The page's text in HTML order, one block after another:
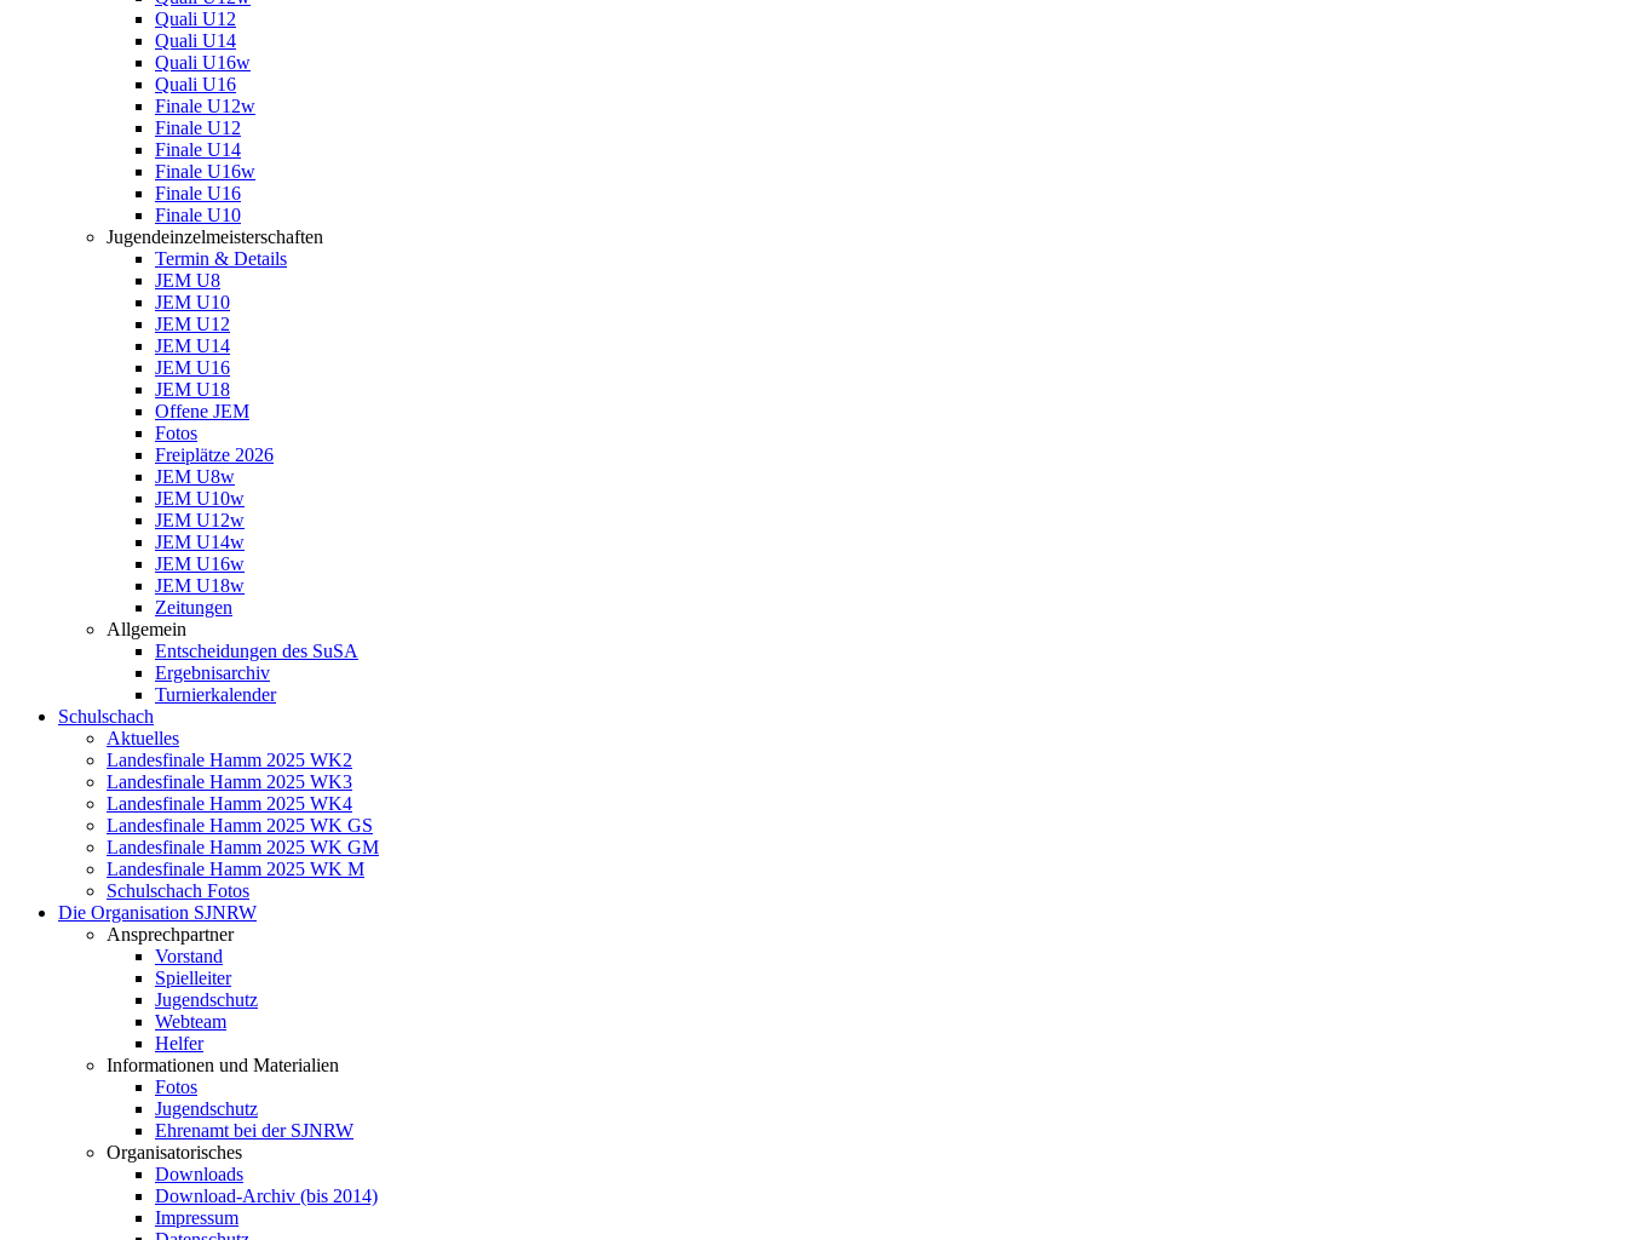
Quali U12
Quali U14
Quali U16w
Quali U16
Finale U12w
Finale U12
Finale U14
Finale U16w
Finale U16
Finale U10
Jugendeinzelmeisterschaften
Termin & Details
JEM U8
JEM U10
JEM U12
JEM U14
JEM U16
JEM U18
Offene JEM
Fotos
Freiplätze 2026
JEM U8w
JEM U10w
JEM U12w
JEM U14w
JEM U16w
JEM U18w
Zeitungen
Allgemein
Entscheidungen des SuSA
Ergebnisarchiv
Turnierkalender
Schulschach
Aktuelles
Landesfinale Hamm 2025 WK2
Landesfinale Hamm 2025 WK3
Landesfinale Hamm 2025 WK4
Landesfinale Hamm 2025 WK GS
Landesfinale Hamm 2025 WK GM
Landesfinale Hamm 2025 WK M
Schulschach Fotos
Die Organisation SJNRW
Ansprechpartner
Vorstand
Spielleiter
Jugendschutz
Webteam
Helfer
Informationen und Materialien
Fotos
Jugendschutz
Ehrenamt bei der SJNRW
Organisatorisches
Downloads
Download-Archiv (bis 2014)
Impressum